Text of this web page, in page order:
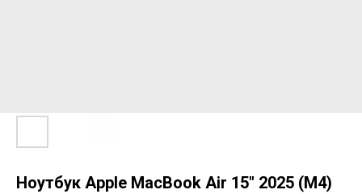
Ноутбук Apple MacBook Air 15" 2025 (M4)